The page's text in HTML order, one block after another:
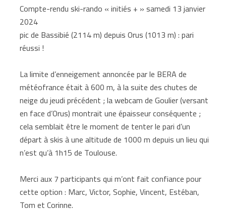
Compte-rendu ski-rando « initiés + » samedi 13 janvier
2024
pic de Bassibié (2114 m) depuis Orus (1013 m) : pari
réussi !
La limite d’enneigement annoncée par le BERA de
météofrance était à 600 m, à la suite des chutes de
neige du jeudi précédent ; la webcam de Goulier (versant
en face d’Orus) montrait une épaisseur conséquente ;
cela semblait être le moment de tenter le pari d’un
départ à skis à une altitude de 1000 m depuis un lieu qui
n’est qu’à 1h15 de Toulouse.
Merci aux 7 participants qui m’ont fait confiance pour
cette option : Marc, Victor, Sophie, Vincent, Estéban,
Tom et Corinne.